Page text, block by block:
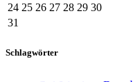
24 25 26 27 28 29 30
31
Schlagwörter